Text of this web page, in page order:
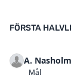
FÖRSTA
A. Nasholm
Mål